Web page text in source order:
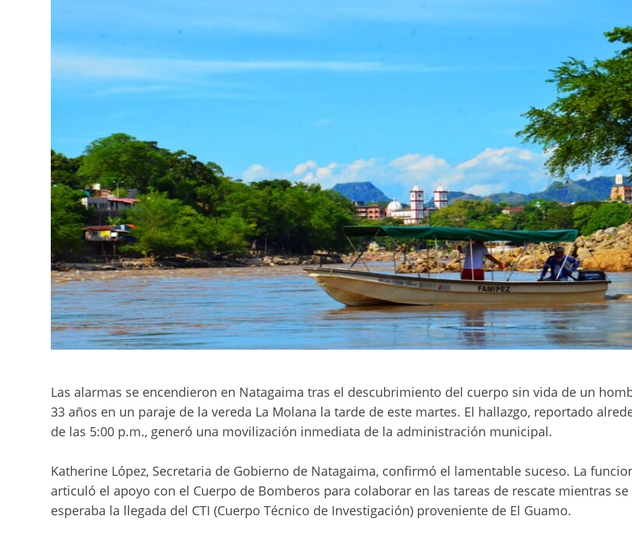
Las alarmas se encendieron en Natagaima tras el descubrimiento del cuerpo sin vida de un
33 años en un paraje de la vereda La Molana la tarde de este martes. El hallazgo, reportado
de las 5:00 p.m., generó una movilización inmediata de la administración municipal.
Katherine López, Secretaria de Gobierno de Natagaima, confirmó el lamentable suceso. La
articuló el apoyo con el Cuerpo de Bomberos para colaborar en las tareas de rescate mientras se
esperaba la llegada del CTI (Cuerpo Técnico de Investigación) proveniente de El Guamo.